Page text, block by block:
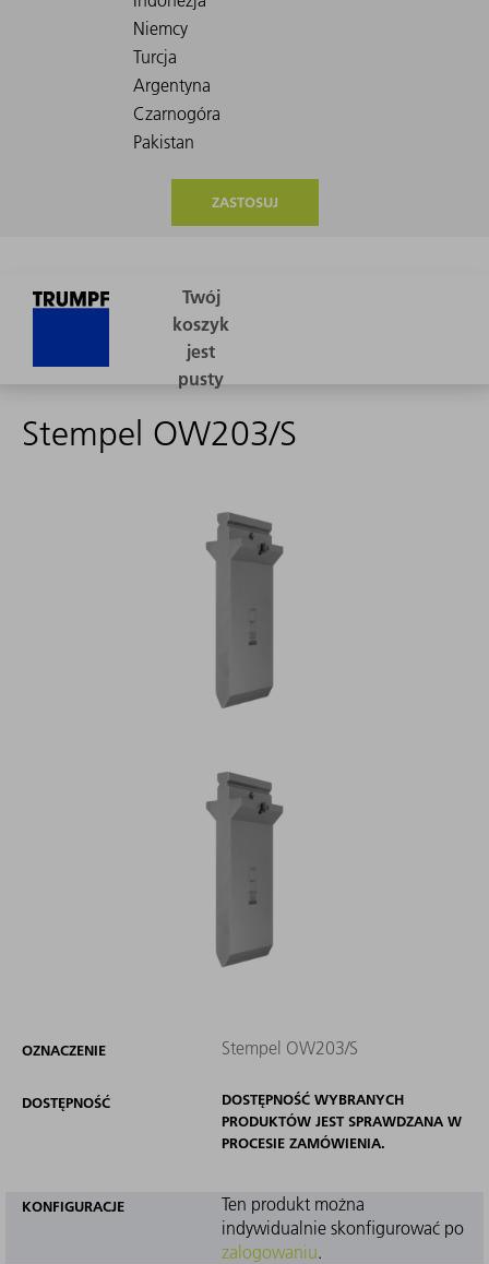
ZASTOSUJ
Stempel OW203/S
OZNACZENIE Stempel OW203/S
DOSTĘPNOŚĆ
DOSTĘPNOŚĆ WYBRANYCH
PRODUKTÓW JEST SPRAWDZANA W
PROCESIE ZAMÓWIENIA.
KONFIGURACJE
Ten produkt można
indywidualnie skonfigurować po
zalogowaniu.